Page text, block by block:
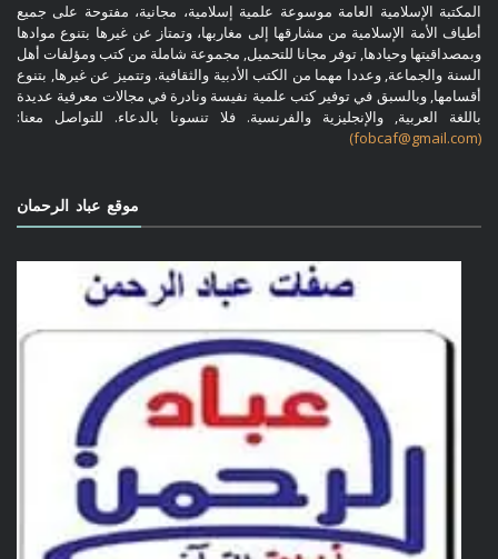
المكتبة الإسلامية العامة موسوعة علمية إسلامية، مجانية، مفتوحة على جميع
أطياف الأمة الإسلامية من مشارقها إلى مغاربها، وتمتاز عن غيرها بتنوع موادها
وبمصداقيتها وحيادها, توفر مجانا للتحميل, مجموعة شاملة من كتب ومؤلفات أهل
السنة والجماعة, وعددا مهما من الكتب الأدبية والثقافية. وتتميز عن غيرها, بتنوع
أقسامها, وبالسبق في توفير كتب علمية نفيسة ونادرة في مجالات معرفية عديدة
باللغة العربية, والإنجليزية والفرنسية. فلا تنسونا بالدعاء. للتواصل معنا:
(fobcaf@gmail.com)
موقع عباد الرحمان